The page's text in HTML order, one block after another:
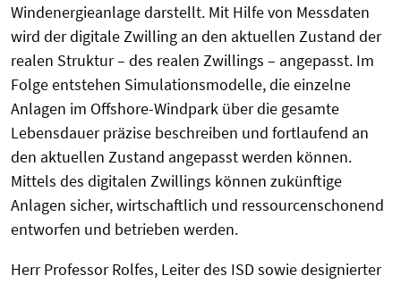
Windenergieanlage darstellt. Mit Hilfe von Messdaten
wird der digitale Zwilling an den aktuellen Zustand der
realen Struktur – des realen Zwillings – angepasst. Im
Folge entstehen Simulationsmodelle, die einzelne
Anlagen im Offshore-Windpark über die gesamte
Lebensdauer präzise beschreiben und fortlaufend an
den aktuellen Zustand angepasst werden können.
Mittels des digitalen Zwillings können zukünftige
Anlagen sicher, wirtschaftlich und ressourcenschonend
entworfen und betrieben werden.
Herr Professor Rolfes, Leiter des ISD sowie designierter